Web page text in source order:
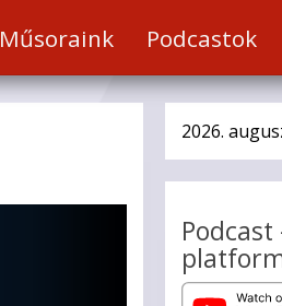
Műsoraink Podcastok
2026.
Podcast